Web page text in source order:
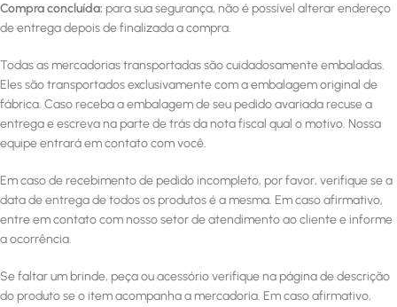
Compra concluída: para sua segurança, não é possível alterar endereço
de entrega depois de finalizada a compra.
Todas as mercadorias transportadas são cuidadosamente embaladas.
Eles são transportados exclusivamente com a embalagem original de
fábrica. Caso receba a embalagem de seu pedido avariada recuse a
entrega e escreva na parte de trás da nota fiscal qual o motivo. Nossa
equipe entrará em contato com você.
Em caso de recebimento de pedido incompleto, por favor, verifique se a
data de entrega de todos os produtos é a mesma. Em caso afirmativo,
entre em contato com nosso setor de atendimento ao cliente e informe
a ocorrência.
Se faltar um brinde, peça ou acessório verifique na página de descrição
do produto se o item acompanha a mercadoria. Em caso afirmativo,